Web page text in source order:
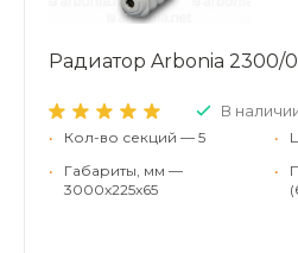
Радиатор Arbonia 2300/
В
•
Кол-во секций — 5
•
Габариты, мм —
3000x225x65
•
•